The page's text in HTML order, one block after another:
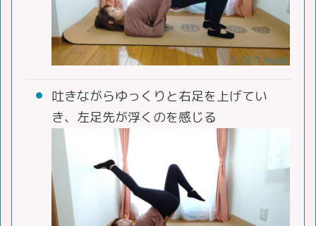
吐きながらゆっくりと右足を上げてい
き、左足先が浮くのを感じる